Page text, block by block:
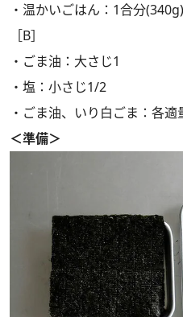
・温かいごはん：1合分(340g)
［B］
・ごま油：大さじ1
・塩：小さじ1/2
・ごま油、いり白ごま：各適
＜準備＞